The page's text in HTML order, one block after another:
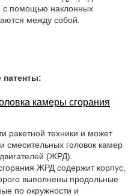
с помощью наклонных
между собой.
патенты:
камеры сгорания
ракетной техники и может
смесительных головок камер
(ЖРД).
ЖРД содержит корпус,
выполнены продольные
по окружности и